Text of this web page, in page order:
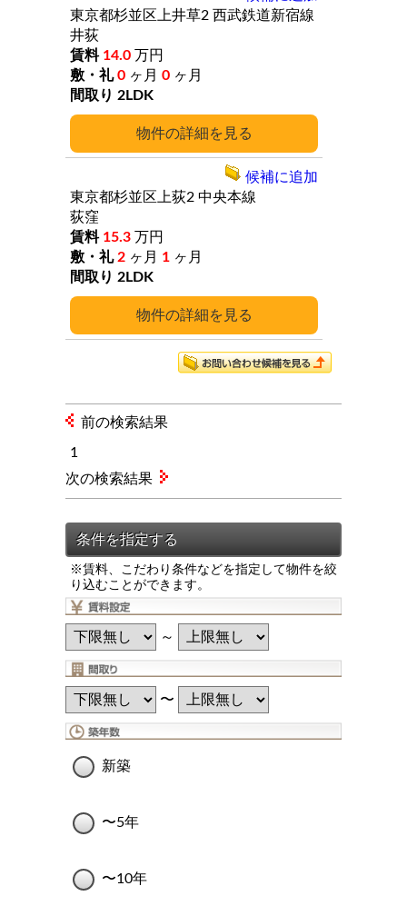
詳細
東京都杉並区上井草2 西武鉄道新宿線
井荻
14.0 万円
0 ヶ月 0 ヶ月
2LDK
詳細
東京都杉並区上荻2 中央本線
荻窪
15.3 万円
2 ヶ月 1 ヶ月
2LDK
候補に追加
前の検索結果
1
※賃料、こだわり条件などを指定して物件を絞
り込むことができます。
～
〜
新築
〜5年
〜10年